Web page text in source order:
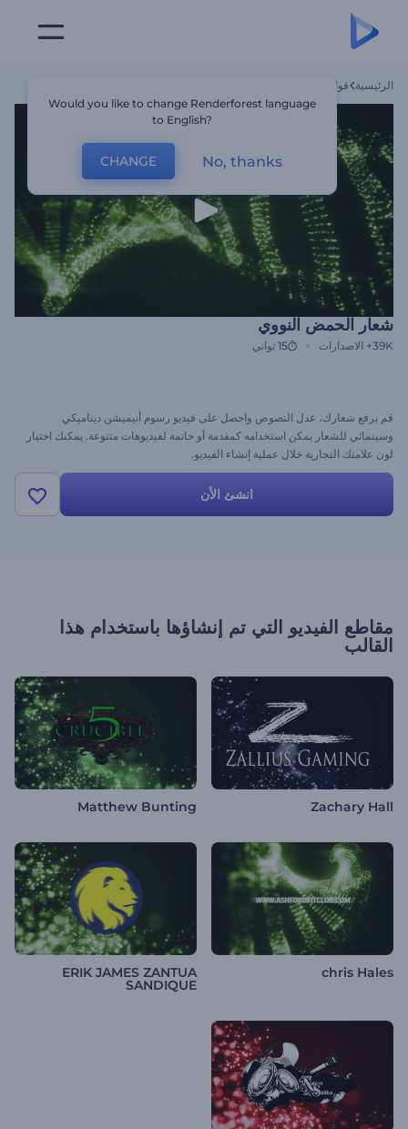
الرئيسية قوالب
شعار الحمض النووي
39K+ الاصدارات 15 ثواني
قم برفع شعارك، عدل النصوص واحصل على فيديو رسوم أنيميشن ديناميكي
وسينمائي للشعار يمكن استخدامه كمقدمة أو خاتمة لفيديوهات متنوعة. يمكنك اختيار
لون علامتك التجارية خلال عملية إنشاء الفيديو.
انشئ الأن
مقاطع الفيديو التي تم إنشاؤها باستخدام هذا
القالب
Zachary Hall
Matthew Bunting
chris Hales
ERIK JAMES ZANTUA
SANDIQUE
Would you like to change Renderforest language
to English?
CHANGE No, thanks